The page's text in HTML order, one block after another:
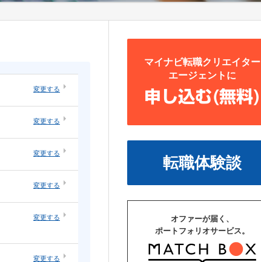
変更する
変更する
変更する
変更する
変更する
変更する
マイナビ転職クリエイター
エージェントに
申し込む(無料)
転職体験談
オファーが届く、
ポートフォリオサービス。